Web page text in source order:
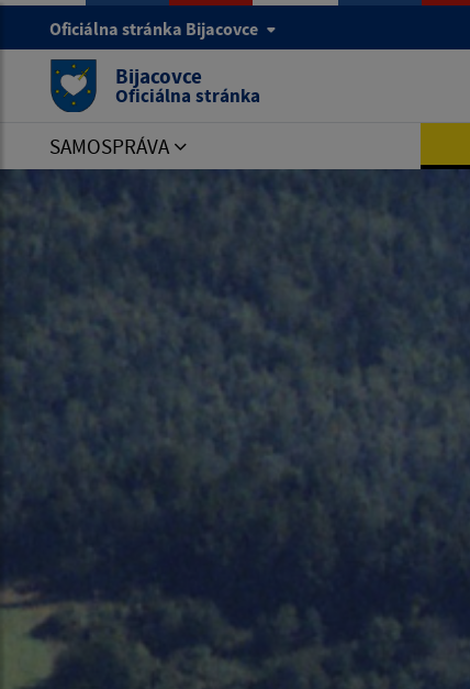
Oficiálna stránka Bijacovce
Bijacovce
Oficiálna stránka
SAMOSPRÁVA